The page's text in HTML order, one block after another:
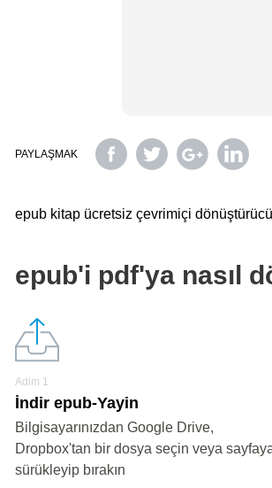
PAYLAŞMAK
epub kitap ücretsiz çevrimiçi
epub'i pdf'ya nasıl
Adim 1
İndir epub-Yayin
Bilgisayarınızdan Google Drive,
Dropbox'tan bir dosya seçin veya
sürükleyip bırakın